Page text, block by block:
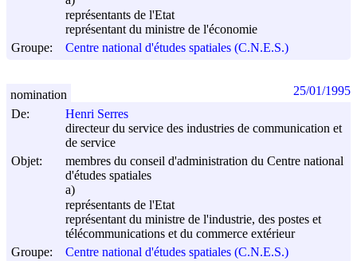
représentants de l'Etat
représentant du ministre de l'économie
Groupe:
Centre national d'études spatiales (C.N.E.S.)
De:
Henri Serres
directeur du service des industries de communication et
de service
Objet:
membres du conseil d'administration du Centre national
d'études spatiales
a)
représentants de l'Etat
représentant du ministre de l'industrie, des postes et
télécommunications et du commerce extérieur
Groupe:
Centre national d'études spatiales (C.N.E.S.)
nomination 25/01/1995